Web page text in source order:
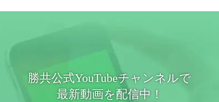
勝共公式YouTubeチャンネルで
最新動画を配信中！